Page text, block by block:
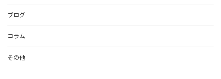
ブログ
コラム
その他